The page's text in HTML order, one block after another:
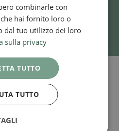
dei dati personali
combinarle con
hai fornito loro o
dal tuo utilizzo dei loro
sulla privacy
TUTTO
TUTTO